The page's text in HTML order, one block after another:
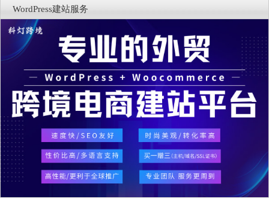
WordPress建站服务